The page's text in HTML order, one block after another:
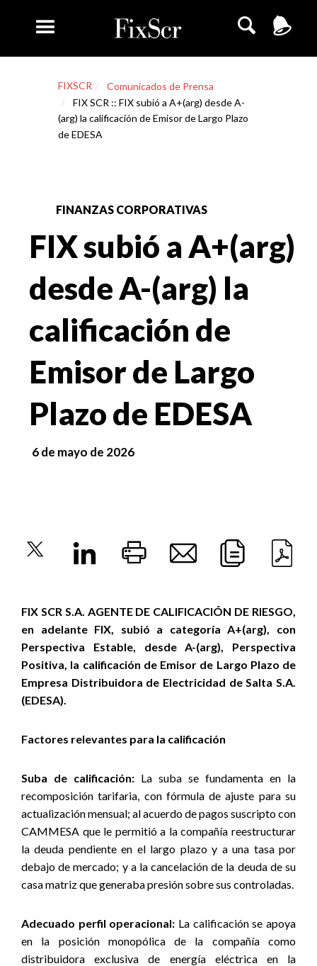
FIXSCR
Comunicados de Prensa
FIX SCR :: FIX subió a A+(arg) desde A-
(arg) la calificación de Emisor de Largo Plazo
de EDESA
FINANZAS CORPORATIVAS
FIX subió a A+(arg)
desde A-(arg) la
calificación de
Emisor de Largo
Plazo de EDESA
6 de mayo de 2026
FIX SCR S.A. AGENTE DE CALIFICACIÓN DE RIESGO,
en adelante FIX, subió a categoría A+(arg), con
Perspectiva Estable, desde A-(arg), Perspectiva
Positiva, la calificación de Emisor de Largo Plazo de
Empresa Distribuidora de Electricidad de Salta S.A.
(EDESA).
Factores relevantes para la calificación
Suba de calificación: La suba se fundamenta en la
recomposición tarifaria, con fórmula de ajuste para su
actualización mensual; al acuerdo de pagos suscripto con
CAMMESA que le permitió a la compañía reestructurar
la deuda pendiente en el largo plazo y a una tasa por
debajo de mercado; y a la cancelación de la deuda de su
casa matriz que generaba presión sobre sus controladas.
Adecuado perfil operacional: La calificación se apoya
en la posición monopólica de la compañía como
distribuidora exclusiva de energía eléctrica en la